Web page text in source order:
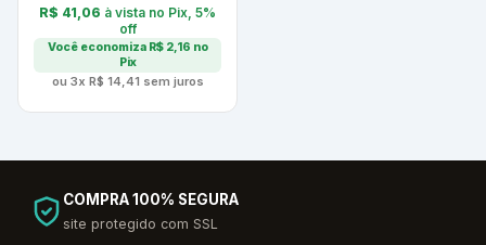
R$ 41,06 à vista no Pix, 5%
off
Você economiza R$2,16 no
Pix
ou 3x R$ 14,41 sem juros
COMPRA 100% SEGURA
site protegido com SSL